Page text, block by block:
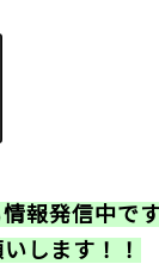
報発信中です
します！！